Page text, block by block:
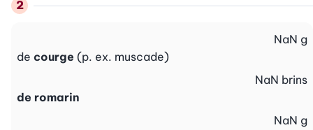
de courge (p. ex. muscade)
NaN g
de romarin
NaN brins
NaN g